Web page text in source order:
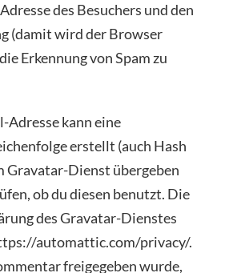
des Besuchers und den
(damit wird der Browser
Erkennung von Spam zu
Adresse kann eine
erstellt (auch Hash
Gravatar-Dienst übergeben
ob du diesen benutzt. Die
des Gravatar-Dienstes
automattic.com/privacy/.
freigegeben wurde,